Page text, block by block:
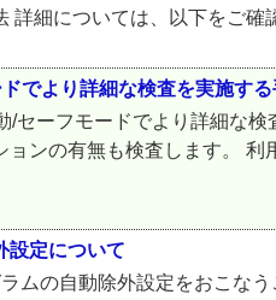
細については、以下をご
でより詳細な検査を実施する
セーフモードでより詳細な
ンの有無も検査します。
設定について
ムの自動除外設定をおこな